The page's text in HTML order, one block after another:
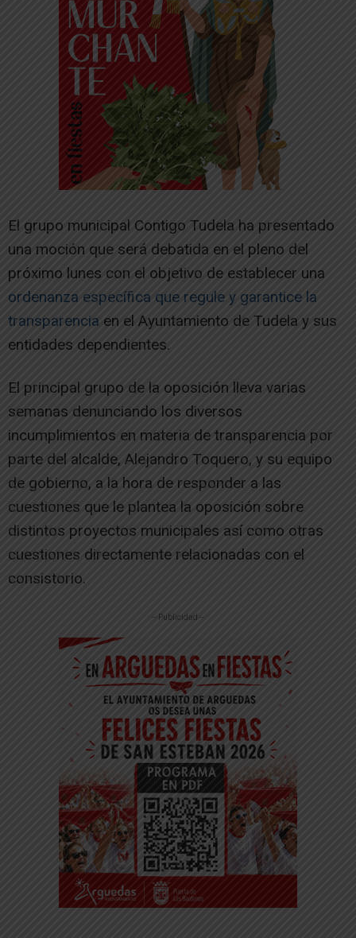
El grupo municipal Contigo Tudela ha presentado
una moción que será debatida en el pleno del
próximo lunes con el objetivo de establecer una
ordenanza específica que regule y garantice la
transparencia en el Ayuntamiento de Tudela y sus
entidades dependientes.
El principal grupo de la oposición lleva varias
semanas denunciando los diversos
incumplimientos en materia de transparencia por
parte del alcalde, Alejandro Toquero, y su equipo
de gobierno, a la hora de responder a las
cuestiones que le plantea la oposición sobre
distintos proyectos municipales así como otras
cuestiones directamente relacionadas con el
consistorio.
-- Publicidad --